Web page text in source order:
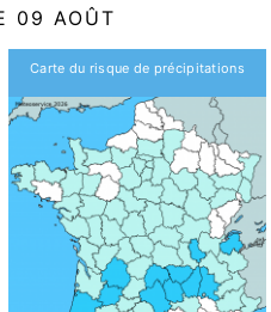
09 AOÛT
Carte du risque de précipitations